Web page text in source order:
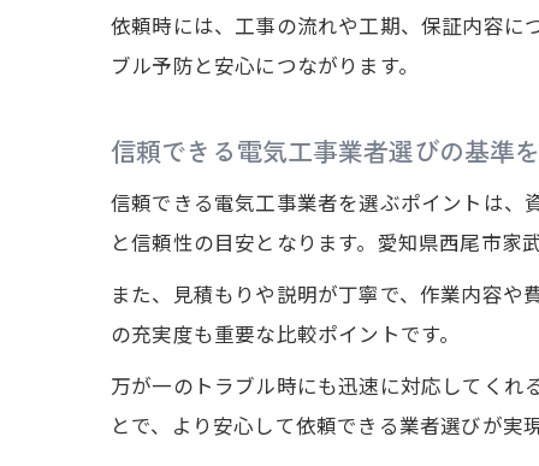
依頼時には、工事の流れや工期、保証内容に
ブル予防と安心につながります。
信頼できる電気工事業者選びの基準
信頼できる電気工事業者を選ぶポイントは、
と信頼性の目安となります。愛知県西尾市家
また、見積もりや説明が丁寧で、作業内容
の充実度も重要な比較ポイントです。
万が一のトラブル時にも迅速に対応してくれ
とで、より安心して依頼できる業者選びが実現